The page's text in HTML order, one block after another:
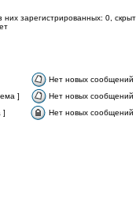
них зарегистрированных: 0,
Нет новых сообщений
]
Нет новых сообщений
]
Нет новых сообщений